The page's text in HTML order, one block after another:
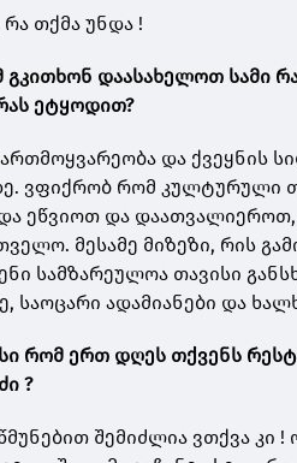
თქმა უნდა !
გკითხონ დაასახელოთ სამი
ეტყოდით?
და ქვეყნის
ვფიქრობ რომ კულტურული
ეწვიოთ და
მესამე მიზეზი, რის
სამზარეულოა თავისი
საოცარი ადამიანები და
რომ ერთ დღეს თქვენს
?
შემიძლია ვთქვა კი